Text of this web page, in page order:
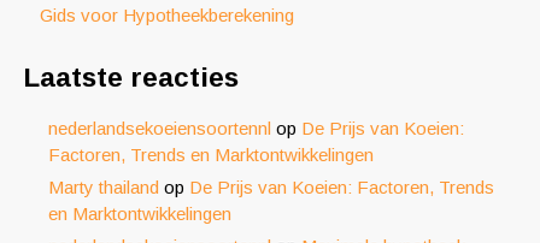
Gids voor Hypotheekberekening
Laatste reacties
nederlandsekoeiensoortennl op De Prijs van Koeien:
Factoren, Trends en Marktontwikkelingen
Marty thailand op De Prijs van Koeien: Factoren, Trends
en Marktontwikkelingen